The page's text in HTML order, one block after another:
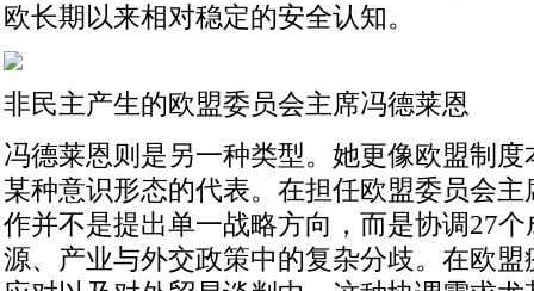
欧长期以来相对稳定的安全认知。
非民主产生的欧盟委员会主席冯德莱恩
冯德莱恩则是另一种类型。她更像欧盟制
某种意识形态的代表。在担任欧盟委员会
作并不是提出单一战略方向，而是协调27
源、产业与外交政策中的复杂分歧。在欧